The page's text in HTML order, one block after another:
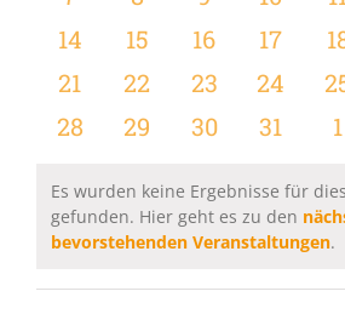
Veranstaltungen
Veranstaltungen
0
Veranstaltungen
14
0
Veranstaltungen
15
0
16
0
17
0
0
Veranstaltungen
21
0
Veranstaltungen
22
0
23
0
24
0
0
28
0
29
0
30
0
31
0
1
Hinweis
Es wurden keine Ergebnisse für
gefunden. Hier geht es zu den
bevorstehenden Veranstaltungen.